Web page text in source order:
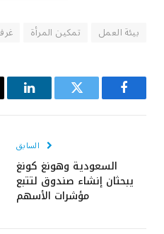
بيئة العمل تمكين المرأة
فيسبوك تويتر
السابق
السعودية وهونغ كونغ
يبحثان إنشاء صندوق لتتبع
مؤشرات الأسهم